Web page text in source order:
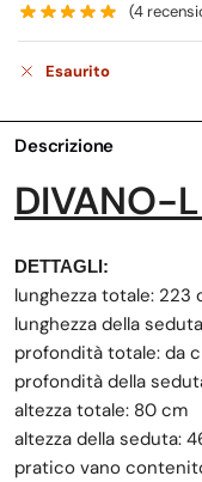
(4
Esaurito
Descrizione
DIVANO-
DETTAGLI:
lunghezza totale: 223
lunghezza della
profondità totale: da
profondità della
altezza totale: 80 cm
altezza della seduta:
pratico vano